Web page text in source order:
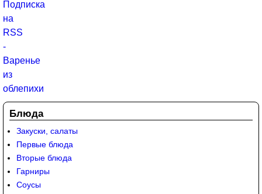
Блюда
Закуски, салаты
Первые блюда
Вторые блюда
Гарниры
Соусы